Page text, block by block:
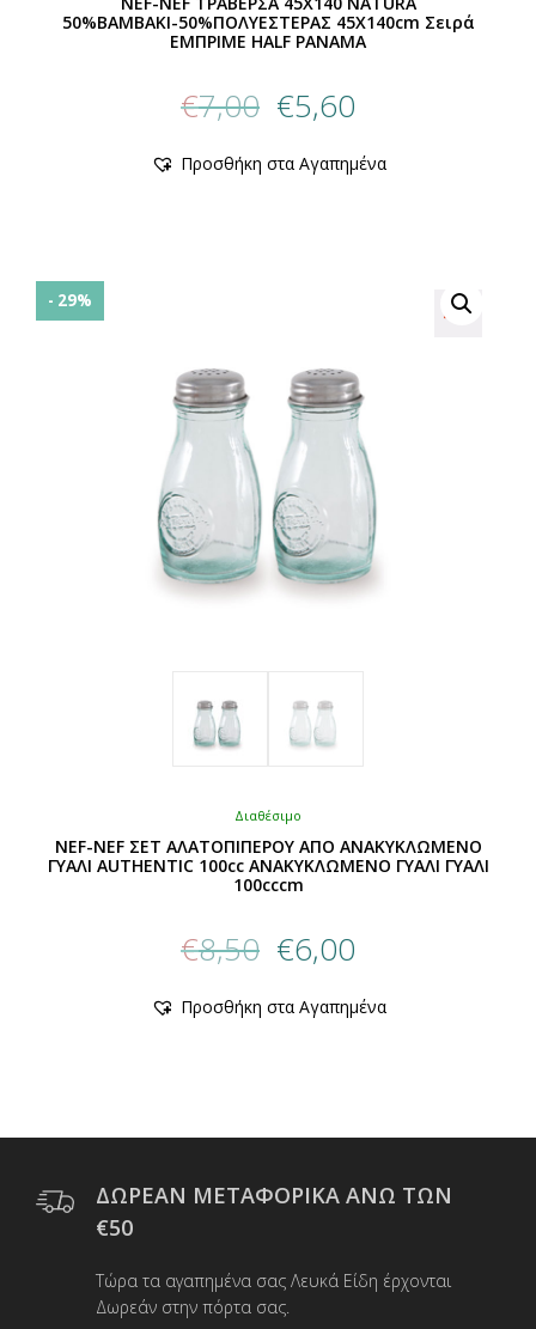
50%ΒΑΜΒΑΚΙ-50%ΠΟΛΥΕΣΤΕΡΑΣ 45X140cm Σειρά
ΕΜΠΡΙΜΕ HALF PANAMA
€7,00
price
€7,00.
€5,60
είναι:
Προσθήκη στα Αγαπημένα
- 29%
Διαθέσιμο
NEF-NEF ΣΕΤ ΑΛΑΤΟΠΙΠΕΡΟΥ ΑΠΟ ΑΝΑΚΥΚΛΩΜΕΝΟ
ΓΥΑΛΙ AUTHENTIC 100cc ΑΝΑΚΥΚΛΩΜΕΝΟ ΓΥΑΛΙ ΓΥΑΛΙ
100cccm
€8,50
price
€8,50.
€6,00
είναι:
το
Οι
μπορούν
σελίδα
του
Προσθήκη στα Αγαπημένα
ΔΩΡΕΑΝ ΜΕΤΑΦΟΡΙΚΑ ΑΝΩ ΤΩΝ
€50
Τώρα τα αγαπημένα σας Λευκά Είδη έρχονται
Δωρεάν στην πόρτα σας.